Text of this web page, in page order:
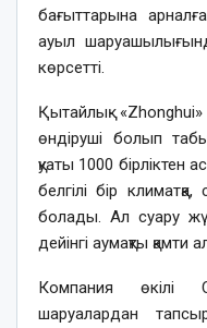
бағыттарына
ауыл
көрсетті.
Қытайлық
өндіруші болып
қуаты 1000
белгілі бір
болады. Ал суару
дейінгі аумақты қамти
Компания өкілі
шаруалардан